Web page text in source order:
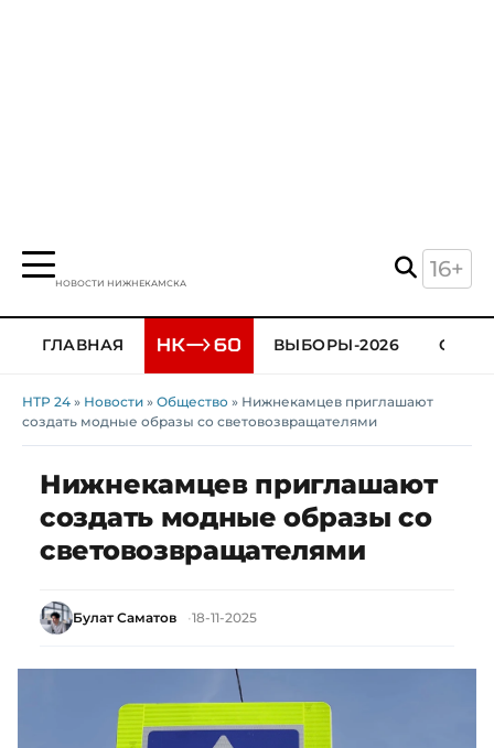
НОВОСТИ НИЖНЕКАМСКА
16+
ГЛАВНАЯ ВЫБОРЫ-2026
НТР 24 » Новости » Общество » Нижнекамцев приглашают
создать модные образы со световозвращателями
Нижнекамцев приглашают
создать модные образы со
световозвращателями
Булат Саматов 18-11-2025